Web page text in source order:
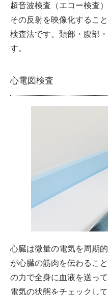
超音波検査（エコー検査
その反射を映像化するこ
検査法です。頚部・腹部
す。
心電図検査
心臓は微量の電気を周期
が心臓の筋肉を伝わるこ
の力で全身に血液を送っ
電気の状態をチェックし